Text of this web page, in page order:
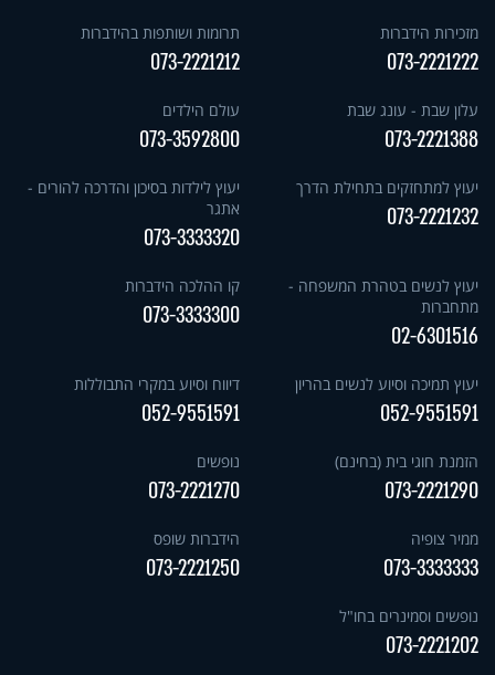
מזכירות הידברות
073-2221222
תרומות ושותפות בהידברות
073-2221212
עלון שבת - עונג שבת
073-2221388
עולם הילדים
073-3592800
יעוץ למתחזקים בתחילת הדרך
073-2221232
יעוץ לילדות בסיכון והדרכה להורים -
אתגר
073-3333320
יעוץ לנשים בטהרת המשפחה -
מתחברות
02-6301516
קו ההלכה הידברות
073-3333300
יעוץ תמיכה וסיוע לנשים בהריון
052-9551591
דיווח וסיוע במקרי התבוללות
052-9551591
הזמנת חוגי בית (בחינם)
073-2221290
נופשים
073-2221270
ממיר צופיה
073-3333333
הידברות שופס
073-2221250
נופשים וסמינרים בחו"ל
073-2221202